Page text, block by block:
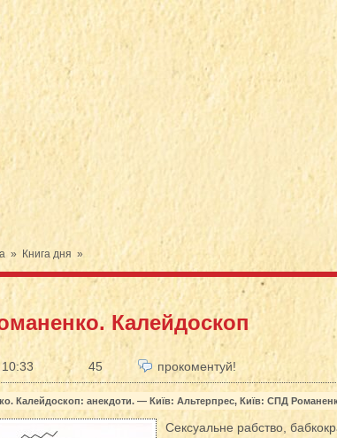
» Книга дня »
Калейдоскоп
45 прокоментуй!
Калейдоскоп: анекдоти. — Київ: Альтерпрес, Київ: СПД
Сексуальне рабство,